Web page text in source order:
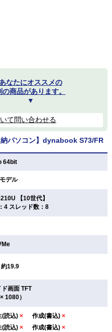
あなたにオススメの
の商品があります。
▼
て問い合わせる
パソコン】dynabook S73/FR
64bit
デル
【10世代】
4 スレッド数：8
19.9
画面 TFT
1080）
(読込) × 作成(書込) ×
(読込) × 作成(書込) ×